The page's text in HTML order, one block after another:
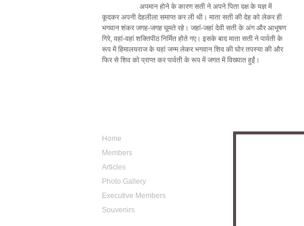
अपमान होने के कारण सती ने अपने पिता दक्ष के यज्ञ में
कूदकर अपनी देहलीला समाप्त कर ली थी। माता सती की देह को लेकर ही
भगवान शंकर जगह-जगह घूमते रहे। जहां-जहां देवी सती के अंग और आभूषण
गिरे, वहां-वहां शक्तिपीठ निर्मित होते गए। इसके बाद माता सती ने पार्वती के
रूप में हिमालयराज के यहां जन्म लेकर भगवान शिव की घोर तपस्या की और
फिर से शिव को प्राप्त कर पार्वती के रूप में जगत में विख्यात हुईं।
Home
Members
Articles
Photo Gallery
Executive Members
Souvenirs